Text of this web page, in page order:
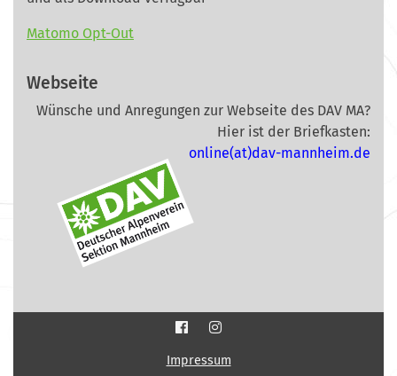
Matomo Opt-Out
Webseite
Wünsche und Anregungen zur Webseite des DAV MA?
Hier ist der Briefkasten:
online(at)dav-mannheim.de
Impressum